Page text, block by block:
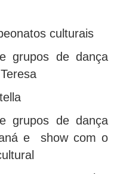
culturais
grupos de dança
grupos de dança
e show com o